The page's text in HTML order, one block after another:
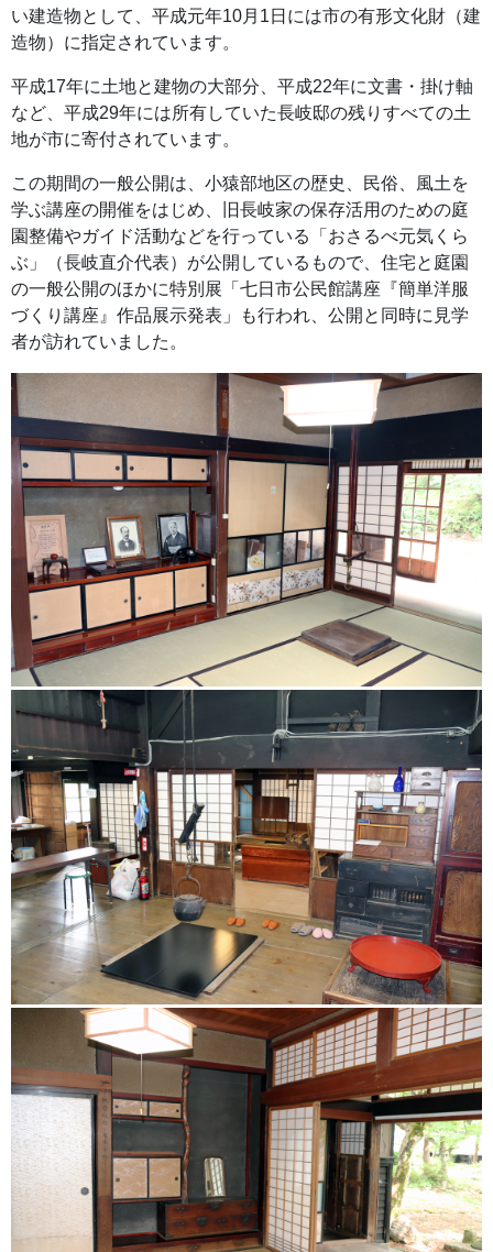
い建造物として、平成元年10月1日には市の有形文化財（建
造物）に指定されています。
平成17年に土地と建物の大部分、平成22年に文書・掛け軸
など、平成29年には所有していた長岐邸の残りすべての土
地が市に寄付されています。
この期間の一般公開は、小猿部地区の歴史、民俗、風土を
学ぶ講座の開催をはじめ、旧長岐家の保存活用のための庭
園整備やガイド活動などを行っている「おさるべ元気くら
ぶ」（長岐直介代表）が公開しているもので、住宅と庭園
の一般公開のほかに特別展「七日市公民館講座『簡単洋服
づくり講座』作品展示発表」も行われ、公開と同時に見学
者が訪れていました。